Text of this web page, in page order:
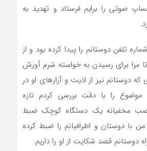
صوتی را برایم فرستاد و تهدید به
تلفن دوستانم را پیدا کرده بود و از
برای رسیدن به خواسته شرم آورش
دوستانم نیز از اذیت و آزارهای او در
موضوع را با دقت بررسی کردم تازه
مخفیانه یک دستگاه کوچک ضبط
با دوستان و اطرافیانم را ضبط کرده
دوستانم قصد شکایت از او را داریم.